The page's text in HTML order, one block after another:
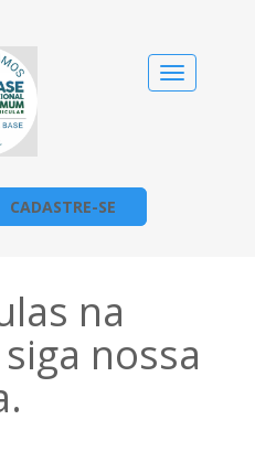
Alternar
navegação
CADASTRE-SE
na
nossa
.